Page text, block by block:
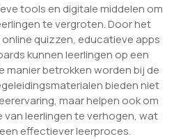
tools en digitale middelen om
te vergroten. Door het
quizzen, educatieve apps
kunnen leerlingen op een
manier betrokken worden bij de
bieden niet
maar helpen ook om
leerlingen te verhogen, wat
effectiever leerproces.